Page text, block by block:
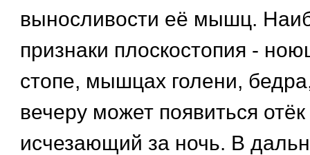
выносливости её мышц.
признаки плоскостопия -
стопе, мышцах голени,
вечеру может появиться
исчезающий за ночь. В